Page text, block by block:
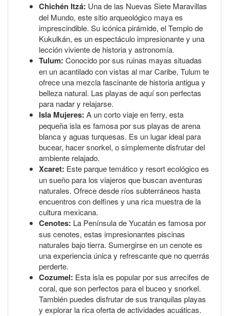
Chichén Itzá: Una de las Nuevas Siete Maravillas
del Mundo, este sitio arqueológico maya es
imprescindible. Su icónica pirámide, el Templo de
Kukulkán, es un espectáculo impresionante y una
lección viviente de historia y astronomía.
Tulum: Conocido por sus ruinas mayas situadas
en un acantilado con vistas al mar Caribe, Tulum te
ofrece una mezcla fascinante de historia antigua y
belleza natural. Las playas de aquí son perfectas
para nadar y relajarse.
Isla Mujeres: A un corto viaje en ferry, esta
pequeña isla es famosa por sus playas de arena
blanca y aguas turquesas. Es un lugar ideal para
bucear, hacer snorkel, o simplemente disfrutar del
ambiente relajado.
Xcaret: Este parque temático y resort ecológico es
un sueño para los viajeros que buscan aventuras
naturales. Ofrece desde ríos subterráneos hasta
encuentros con delfines y una rica muestra de la
cultura mexicana.
Cenotes: La Península de Yucatán es famosa por
sus cenotes, estas impresionantes piscinas
naturales bajo tierra. Sumergirse en un cenote es
una experiencia única y refrescante que no querrás
perderte.
Cozumel: Esta isla es popular por sus arrecifes de
coral, que son perfectos para el buceo y snorkel.
También puedes disfrutar de sus tranquilas playas
y explorar la rica oferta de actividades acuáticas.